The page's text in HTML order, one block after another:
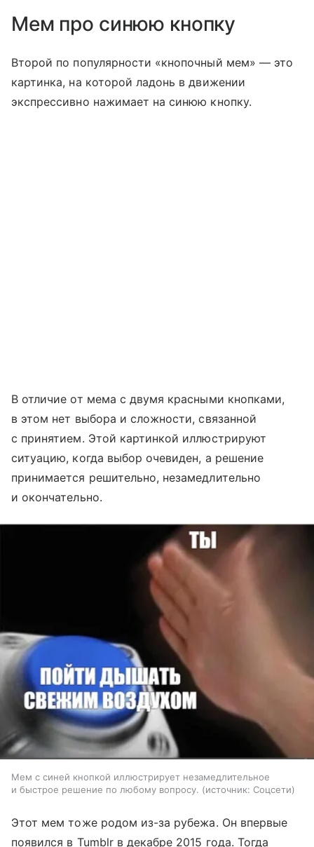
Мем про синюю кнопку
Второй по популярности «кнопочный мем» — это
картинка, на которой ладонь в движении
экспрессивно нажимает на синюю кнопку.
В отличие от мема с двумя красными кнопками,
в этом нет выбора и сложности, связанной
с принятием. Этой картинкой иллюстрируют
ситуацию, когда выбор очевиден, а решение
принимается решительно, незамедлительно
и окончательно.
Мем с синей кнопкой иллюстрирует незамедлительное
и быстрое решение по любому вопросу.
источник: Соцсети
Этот мем тоже родом из-за рубежа. Он впервые
появился в Tumblr в декабре 2015 года. Тогда